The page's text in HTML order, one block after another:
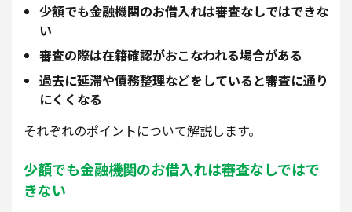
少額でも金融機関のお借入れは審査なしではできな
い
審査の際は在籍確認がおこなわれる場合がある
過去に延滞や債務整理などをしていると審査に通り
にくくなる
それぞれのポイントについて解説します。
少額でも金融機関のお借入れは審査なしではで
きない